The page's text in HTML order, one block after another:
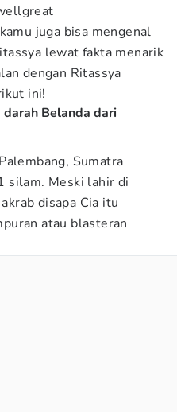
juga bisa mengenal
lewat fakta menarik
dengan Ritassya
ini!
Belanda dari
Sumatra
silam. Meski lahir di
disapa Cia itu
atau blasteran